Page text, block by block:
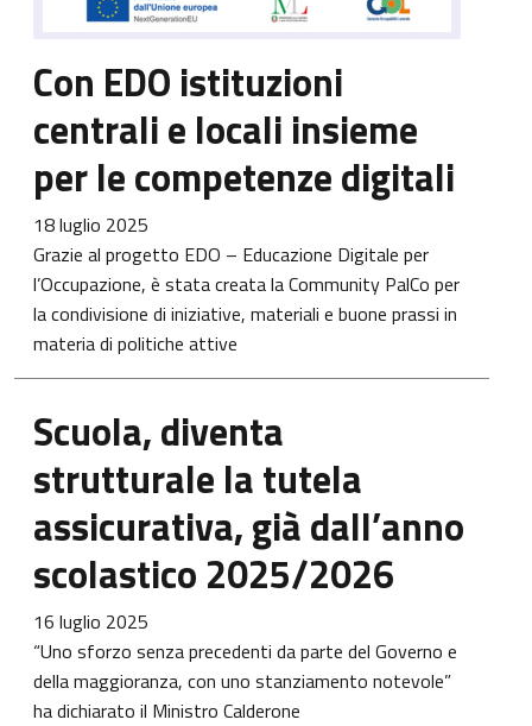
Con EDO istituzioni
centrali e locali insieme
per le competenze digitali
18 luglio 2025
Grazie al progetto EDO – Educazione Digitale per
l’Occupazione, è stata creata la Community PalCo per
la condivisione di iniziative, materiali e buone prassi in
materia di politiche attive
Scuola, diventa
strutturale la tutela
assicurativa, già dall’anno
scolastico 2025/2026
16 luglio 2025
“Uno sforzo senza precedenti da parte del Governo e
della maggioranza, con uno stanziamento notevole”
ha dichiarato il Ministro Calderone